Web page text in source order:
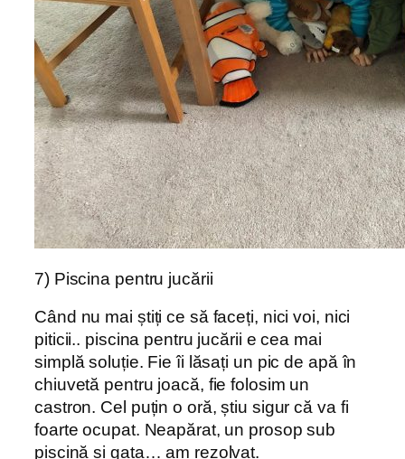
7) Piscina pentru jucării
Când nu mai știți ce să faceți, nici voi, nici
piticii.. piscina pentru jucării e cea mai
simplă soluție. Fie îi lăsați un pic de apă în
chiuvetă pentru joacă, fie folosim un
castron. Cel puțin o oră, știu sigur că va fi
foarte ocupat. Neapărat, un prosop sub
piscină și gata… am rezolvat.